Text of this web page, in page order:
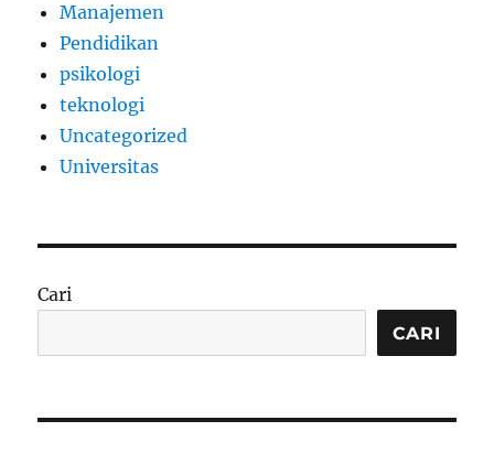
Manajemen
Pendidikan
psikologi
teknologi
Uncategorized
Universitas
Cari
CARI